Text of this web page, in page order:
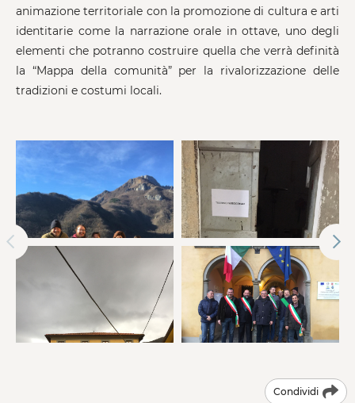
animazione territoriale con la promozione di cultura e arti
identitarie come la narrazione orale in ottave, uno degli
elementi che potranno costruire quella che verrà definità
la “Mappa della comunità” per la rivalorizzazione delle
tradizioni e costumi locali.
Condividi